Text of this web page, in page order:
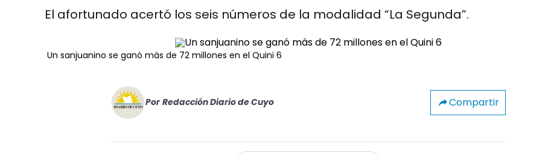
El afortunado acertó los seis números de la modalidad “La Segunda”.
Un sanjuanino se ganó más de 72 millones en el Quini 6
Por Redacción Diario de Cuyo Compartir